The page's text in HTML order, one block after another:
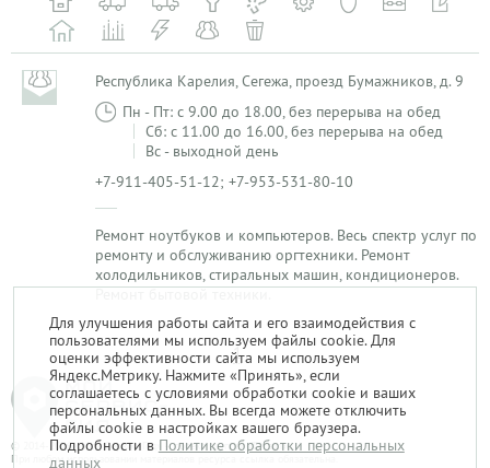
Республика Карелия, Сегежа, проезд Бумажников, д. 9
Пн - Пт: с 9.00 до 18.00, без перерыва на обед
Сб: с 11.00 до 16.00, без перерыва на обед
Вс - выходной день
+7-911-405-51-12; +7-953-531-80-10
Ремонт ноутбуков и компьютеров. Весь спектр услуг по
ремонту и обслуживанию оргтехники. Ремонт
холодильников, стиральных машин, кондиционеров.
Ремонт бытовой техники.
1
© 2014-2026. «Мой Сервис-Гид» – проект группы «Текарт».
При любом использовании материалов ресурса ссылка обязательна.
Для улучшения работы сайта и его взаимодействия с
пользователями мы используем файлы cookie. Для
оценки эффективности сайта мы используем
Яндекс.Метрику. Нажмите «Принять», если
соглашаетесь с условиями обработки cookie и ваших
персональных данных. Вы всегда можете отключить
файлы cookie в настройках вашего браузера.
Подробности в Политике обработки персональных
данных